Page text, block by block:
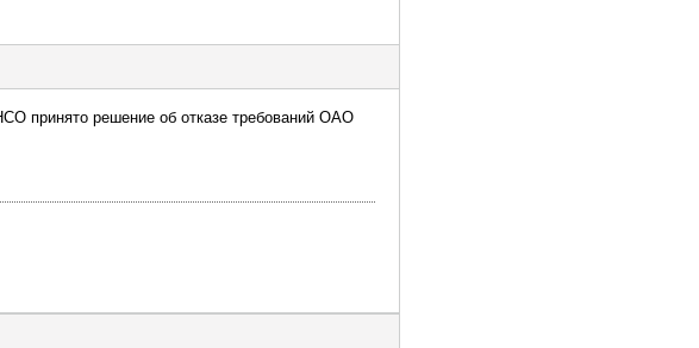
принято решение об отказе требований ОАО